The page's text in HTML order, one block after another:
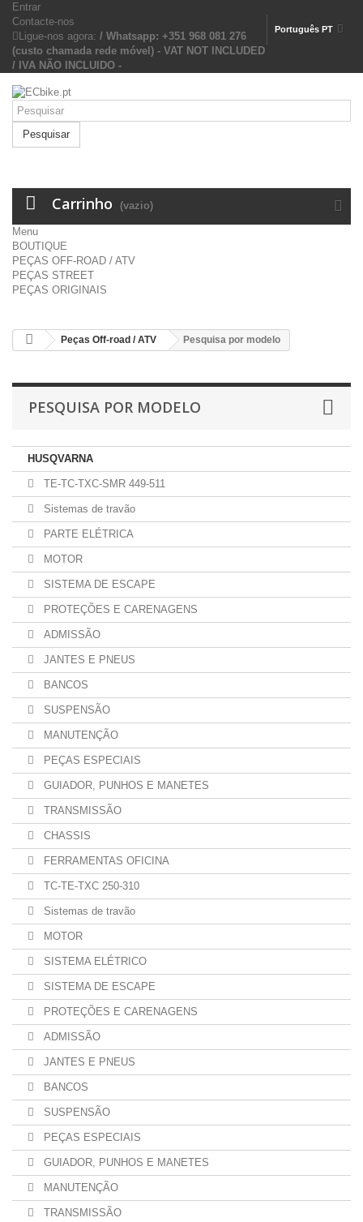
Entrar
Português PT
Contacte-nos
Ligue-nos agora: / Whatsapp: +351 968 081 276
(custo chamada rede móvel) - VAT NOT INCLUDED
/ IVA NÃO INCLUIDO -
Pesquisar
Carrinho (vazio)
Menu
BOUTIQUE
PEÇAS OFF-ROAD / ATV
PEÇAS STREET
PEÇAS ORIGINAIS
Peças Off-road / ATV Pesquisa por modelo
PESQUISA POR MODELO
HUSQVARNA
TE-TC-TXC-SMR 449-511
Sistemas de travão
PARTE ELÉTRICA
MOTOR
SISTEMA DE ESCAPE
PROTEÇÕES E CARENAGENS
ADMISSÃO
JANTES E PNEUS
BANCOS
SUSPENSÃO
MANUTENÇÃO
PEÇAS ESPECIAIS
GUIADOR, PUNHOS E MANETES
TRANSMISSÃO
CHASSIS
FERRAMENTAS OFICINA
TC-TE-TXC 250-310
Sistemas de travão
MOTOR
SISTEMA ELÉTRICO
SISTEMA DE ESCAPE
PROTEÇÕES E CARENAGENS
ADMISSÃO
JANTES E PNEUS
BANCOS
SUSPENSÃO
PEÇAS ESPECIAIS
GUIADOR, PUNHOS E MANETES
MANUTENÇÃO
TRANSMISSÃO